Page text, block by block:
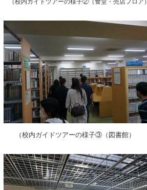
（校内ガイドツアーの様子②（食堂・売店フロア）
（校内ガイドツアーの様子③（図書館）